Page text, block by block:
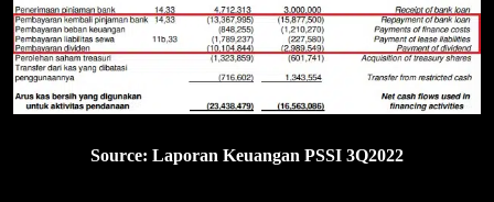
Source: Laporan Keuangan PSSI 3Q2022